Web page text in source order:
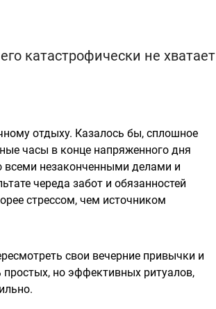
катастрофически не хватает
отдыху. Казалось бы, сплошное
часы в конце напряженного дня
всеми незаконченными делами и
череда забот и обязанностей
стрессом, чем источником
свои вечерние привычки и
но эффективных ритуалов,